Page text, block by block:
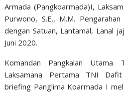
Armada (Pangkoarmada)I,
Purwono, S.E., M.M.
dengan Satuan, Lantamal, Lanal
Juni 2020.
Komandan Pangkalan
Laksamana Pertama TNI
briefing Panglima Koarmada I